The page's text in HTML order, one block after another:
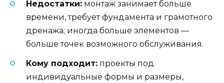
Недостатки: монтаж занимает больше
времени, требует фундамента и грамотного
дренажа; иногда больше элементов —
больше точек возможного обслуживания.
Кому подходит: проекты под
индивидуальные формы и размеры,